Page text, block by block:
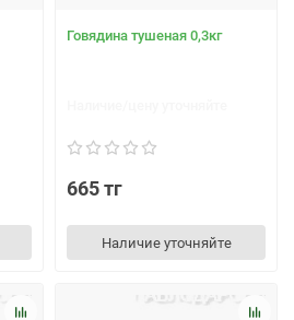
Говядина тушеная 0,3кг
665 тг
Наличие уточняйте